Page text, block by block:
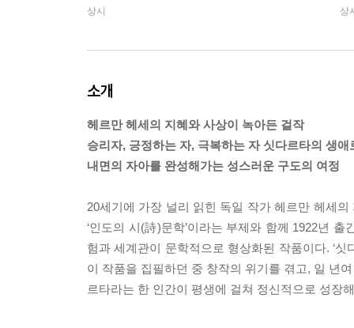
상시 상
소개
헤르만 헤세의 지혜와 사상이 녹아든 걸작
승리자, 긍정하는 자, 극복하는 자 싯다르타의 생애
내면의 자아를 완성해가는 성스러운 구도의 여정
20세기에 가장 널리 읽힌 독일 작가 헤르만 헤세
‘인도의 시(詩)문학’이라는 부제와 함께 1922년
험과 세계관이 문학적으로 형상화된 작품이다. ‘
이 작품을 집필하던 중 창작의 위기를 겪고, 일 년
르타라는 한 인간이 평생에 걸쳐 정신적으로 성장